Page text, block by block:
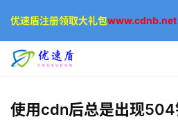
使用cdn后总是出现504
优速盾注册领取大礼包www.cdnb.net